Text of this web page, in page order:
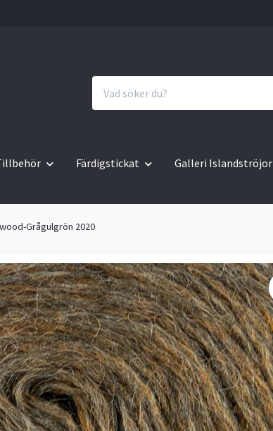
Färdigstickat Galleri Islandströjor
Grågulgrön 2020